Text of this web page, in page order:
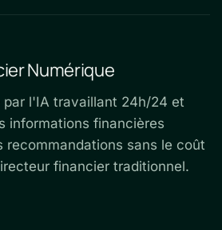
Numérique
par l'IA travaillant 24h/24 et
informations financières
recommandations sans le coût
financier traditionnel.